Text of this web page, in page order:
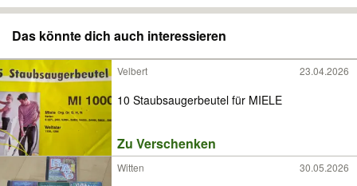
Das könnte dich auch interessieren
Velbert 23.04.2026
10 Staubsaugerbeutel für MIELE
Zu Verschenken
Witten 30.05.2026